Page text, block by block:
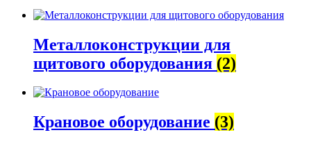
Металлоконструкции для
щитового оборудования (2)
Крановое оборудование (3)